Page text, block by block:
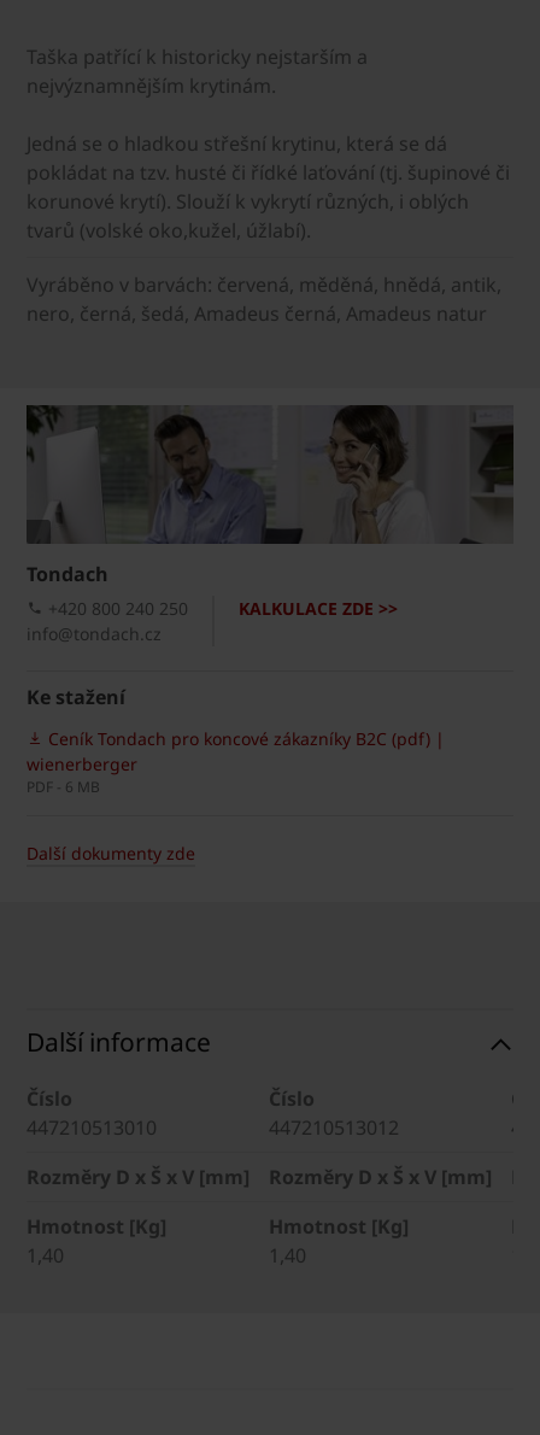
Taška patřící k historicky nejstarším a
nejvýznamnějším krytinám.
Jedná se o hladkou střešní krytinu, která se dá
pokládat na tzv. husté či řídké laťování (tj. šupinové či
korunové krytí). Slouží k vykrytí různých, i oblých
tvarů (volské oko,kužel, úžlabí).
Vyráběno v barvách: červená, měděná, hnědá, antik,
nero, černá, šedá, Amadeus černá, Amadeus natur
Tondach
KALKULACE ZDE >>
+420 800 240 250
info@tondach.cz
Ke stažení
Ceník Tondach pro koncové zákazníky B2C (pdf) |
wienerberger
PDF - 6 MB
Další dokumenty zde
Další informace
Číslo
447210513010
Číslo
447210513012
Rozměry D x Š x V [mm]
Rozměry D x Š x V [mm]
Hmotnost [Kg]
1,40
Hmotnost [Kg]
1,40